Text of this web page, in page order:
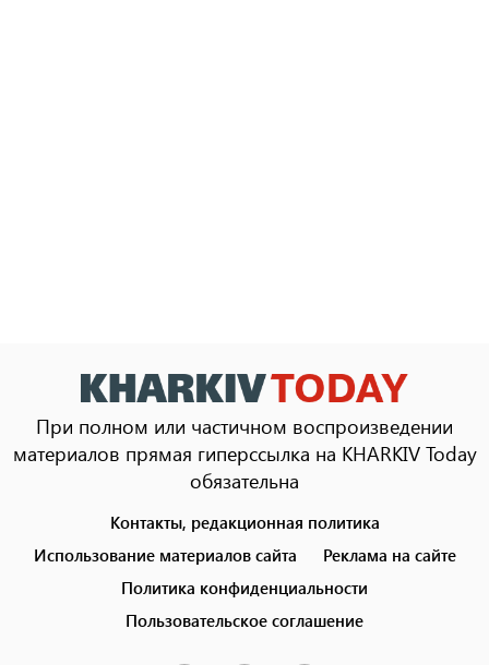
При полном или частичном воспроизведении
материалов прямая гиперссылка на KHARKIV Today
обязательна
menu
Контакты, редакционная политика
Использование материалов сайта
Реклама на сайте
Политика конфиденциальности
Пользовательское соглашение